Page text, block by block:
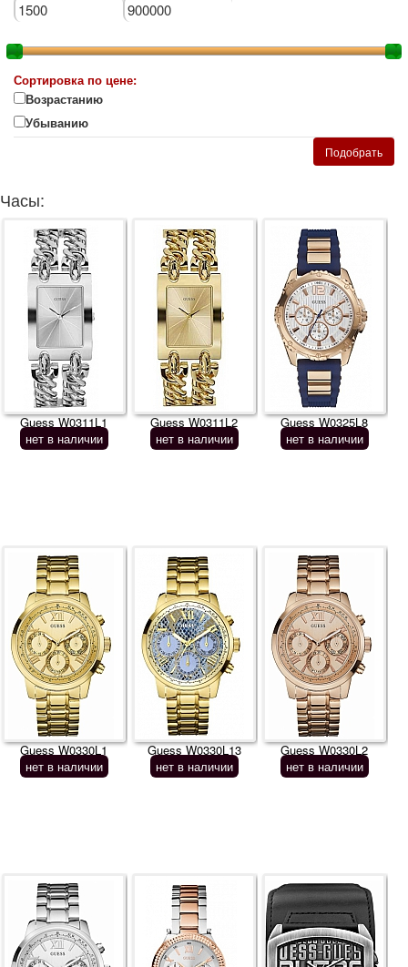
Сортировка по цене:
Возрастанию
Убыванию
Часы:
Guess W0311L1
нет в наличии
Guess W0311L2
нет в наличии
Guess W0325L8
нет в наличии
Guess W0330L1
нет в наличии
Guess W0330L13
нет в наличии
Guess W0330L2
нет в наличии